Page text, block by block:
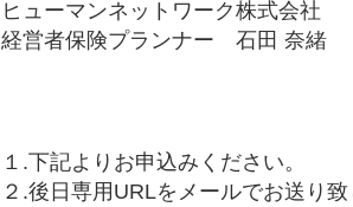
ヒューマンネットワーク株式会社
経営者保険プランナー 石田 奈緒
１.下記よりお申込みください。
２.後日専用URLをメールでお送り致